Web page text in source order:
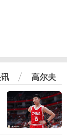
高尔夫